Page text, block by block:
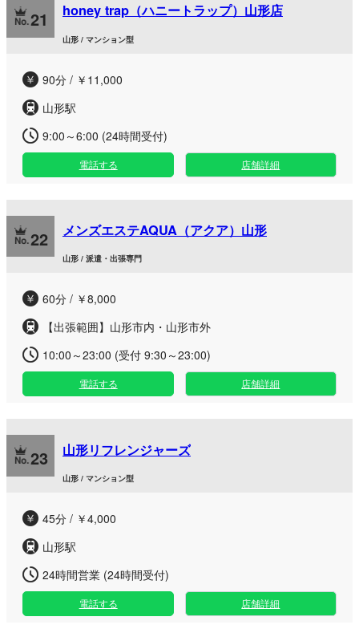
21 honey trap（ハニートラップ）山形店
山形 / マンション型
90分 / ￥11,000
山形駅
9:00～6:00 (24時間受付)
電話する 店舗詳細
22 メンズエステAQUA（アクア）山形
山形 / 派遣・出張専門
60分 / ￥8,000
【出張範囲】山形市内・山形市外
10:00～23:00 (受付 9:30～23:00)
電話する 店舗詳細
23 山形リフレンジャーズ
山形 / マンション型
45分 / ￥4,000
山形駅
24時間営業 (24時間受付)
電話する 店舗詳細